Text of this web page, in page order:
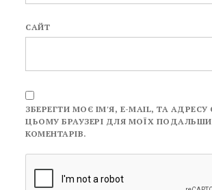
САЙТ
ЗБЕРЕГТИ МОЄ ІМ'Я, E-MAIL, ТА АДРЕСУ
ЦЬОМУ БРАУЗЕРІ ДЛЯ МОЇХ
КОМЕНТАРІВ.